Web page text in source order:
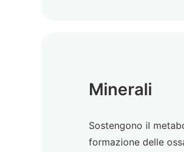
Minerali
Sostengono il
formazione delle